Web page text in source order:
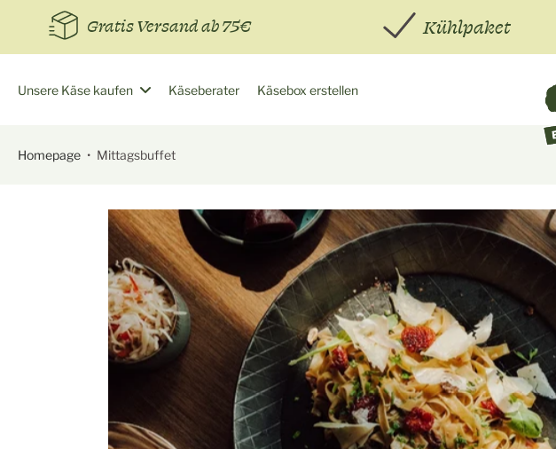
Inhalt
springen
Gratis Versand ab 75€ Kühlpaket
Unsere Käse kaufen Käseberater Käsebox erstellen
Homepage • Mittagsbuffet